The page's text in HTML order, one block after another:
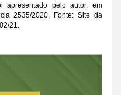
apresentado pelo autor, em
2535/2020. Fonte: Site da
21.